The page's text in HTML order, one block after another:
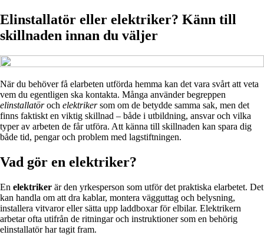
Elinstallatör eller elektriker? Känn till
skillnaden innan du väljer
När du behöver få elarbeten utförda hemma kan det vara svårt att veta
vem du egentligen ska kontakta. Många använder begreppen
elinstallatöroch elektrikersom om de betydde samma sak, men det
finns faktiskt en viktig skillnad – både i utbildning, ansvar och vilka
typer av arbeten de får utföra. Att känna till skillnaden kan spara dig
både tid, pengar och problem med lagstiftningen.
Vad gör en elektriker?
En elektriker är den yrkesperson som utför det praktiska elarbetet. Det
kan handla om att dra kablar, montera vägguttag och belysning,
installera vitvaror eller sätta upp laddboxar för elbilar. Elektrikern
arbetar ofta utifrån de ritningar och instruktioner som en behörig
elinstallatör har tagit fram.